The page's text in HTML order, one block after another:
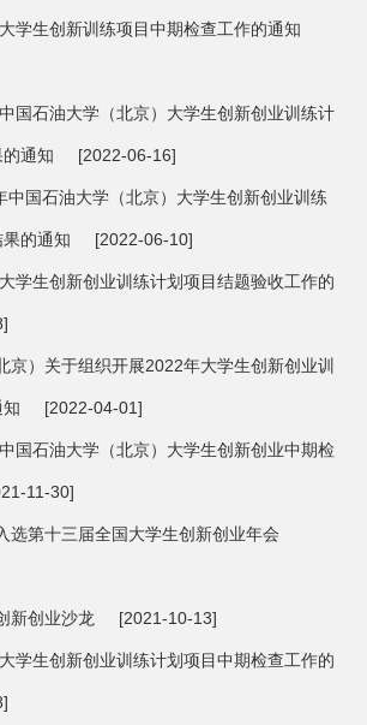
学生创新训练项目中期检查工作的通知
国石油大学（北京）大学生创新创业训练计
通知 [2022-06-16]
中国石油大学（北京）大学生创新创业训练
的通知 [2022-06-10]
学生创新创业训练计划项目结题验收工作的
京）关于组织开展2022年大学生创新创业训
[2022-04-01]
国石油大学（北京）大学生创新创业中期检
11-30]
选第十三届全国大学生创新创业年会
新创业沙龙 [2021-10-13]
学生创新创业训练计划项目中期检查工作的